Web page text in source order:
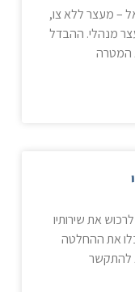
– מעצר ללא צו,
מנהלי. ההבדל
המטרה
את שירותיו
את ההחלטה
להתקשר